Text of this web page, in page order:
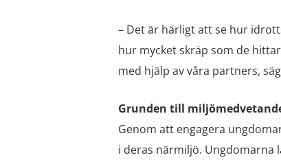
– Det är härligt att se hur
hur mycket skräp som de
med hjälp av våra partners,
Grunden till
Genom att engagera
i deras närmiljö. Ungdomarna